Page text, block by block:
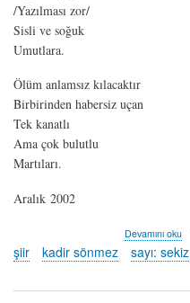
/Yazılması zor/
Sisli ve soğuk
Umutlara.
Ölüm anlamsız kılacaktır
Birbirinden habersiz uçan
Tek kanatlı
Ama çok bulutlu
Martıları.
Aralık 2002
martısız
sönmez
Devamını oku
şiir kadir sönmez sayı: sekiz